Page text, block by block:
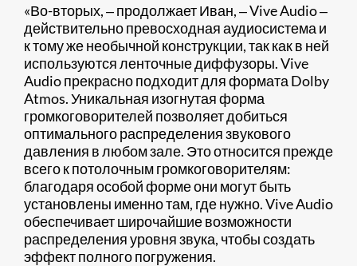
«Во-вторых, ‒ продолжает Иван, ‒ Vive Audio ‒
действительно превосходная аудиосистема и
к тому же необычной конструкции, так как в ней
используются ленточные диффузоры. Vive
Audio прекрасно подходит для формата Dolby
Atmos. Уникальная изогнутая форма
громкоговорителей позволяет добиться
оптимального распределения звукового
давления в любом зале. Это относится прежде
всего к потолочным громкоговорителям:
благодаря особой форме они могут быть
установлены именно там, где нужно. Vive Audio
обеспечивает широчайшие возможности
распределения уровня звука, чтобы создать
эффект полного погружения.